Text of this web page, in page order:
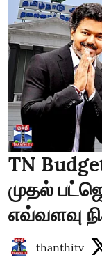
TN
முதல்
எவ்வளவு
thanthitv